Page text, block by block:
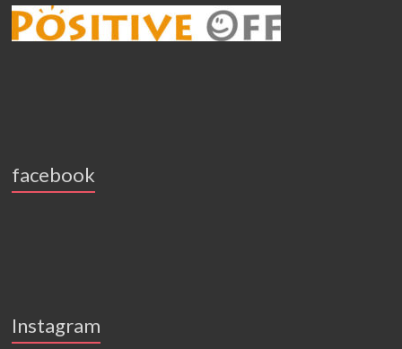
facebook
Instagram